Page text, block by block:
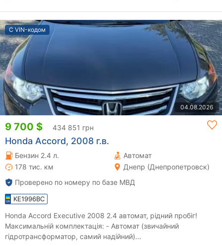
С VIN-кодом
04.08.2026
9 700 $ 434 851 грн
Honda Accord, 2008 г.в.
Бензин 2.4 л.
Автомат
178 тис. км
Днепр (Днепропетровск)
Проверено по номеру по базе МВД
KE1996BC
Honda Accord Executive 2008 2.4 автомат, рідний пробіг!
Максимальній комплектація: - Автомат (звичайний
гідротрансформатор, самий надійний)...